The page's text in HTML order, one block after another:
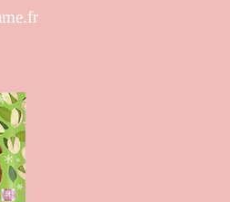
S’ouvre dans votre application